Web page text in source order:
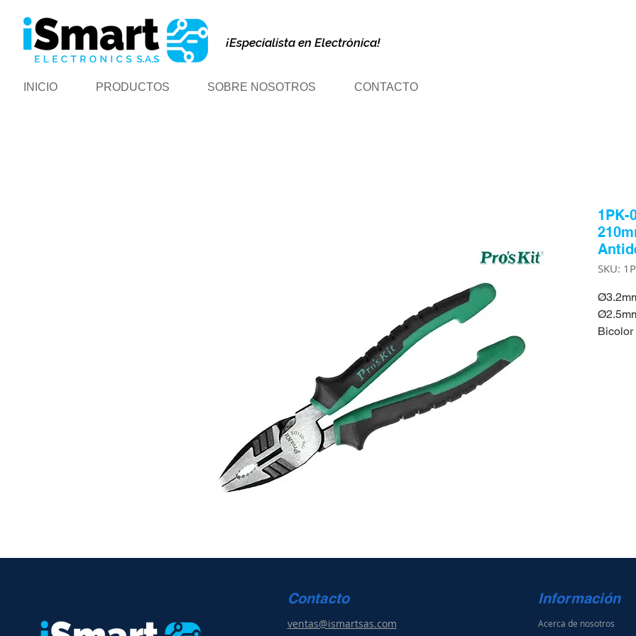
¡Especialista en Electrónica!
INICIO PRODUCTOS SOBRE NOSOTROS CONTACTO
1PK-
SKU:
Bicolor
Contacto
ventas@ismartsas.com
Información
Acerca de nosotros